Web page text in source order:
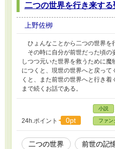
二つの世界を行き来する
上野佐栁
ひょんなことから二つの世界を
その時に自分が前世だった頃の
しつつ元いた世界を救うために
につくと、現世の世界へと戻っ
くと、また前世の世界へと行き
まで続くお話である。
24h.ポイント 0pt
小説
ファン
二つの世界 前世の記